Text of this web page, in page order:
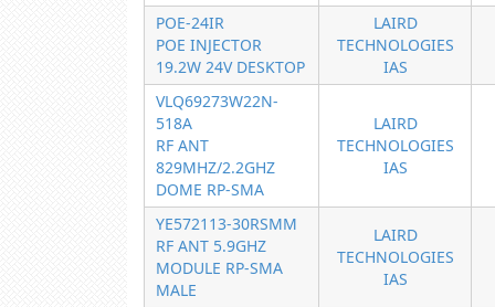
POE-24IR
POE INJECTOR
19.2W 24V DESKTOP
LAIRD
TECHNOLOGIES
IAS
VLQ69273W22N-
518A
RF ANT
829MHZ/2.2GHZ
DOME RP-SMA
LAIRD
TECHNOLOGIES
IAS
YE572113-30RSMM
RF ANT 5.9GHZ
MODULE RP-SMA
MALE
LAIRD
TECHNOLOGIES
IAS